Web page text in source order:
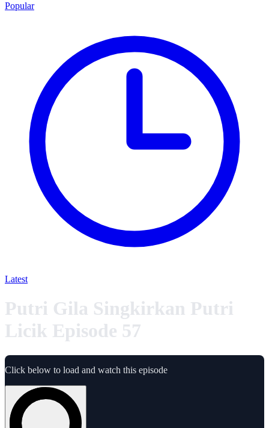
Popular
Latest
Putri Gila Singkirkan Putri
Licik Episode 57
Click below to load and watch this episode